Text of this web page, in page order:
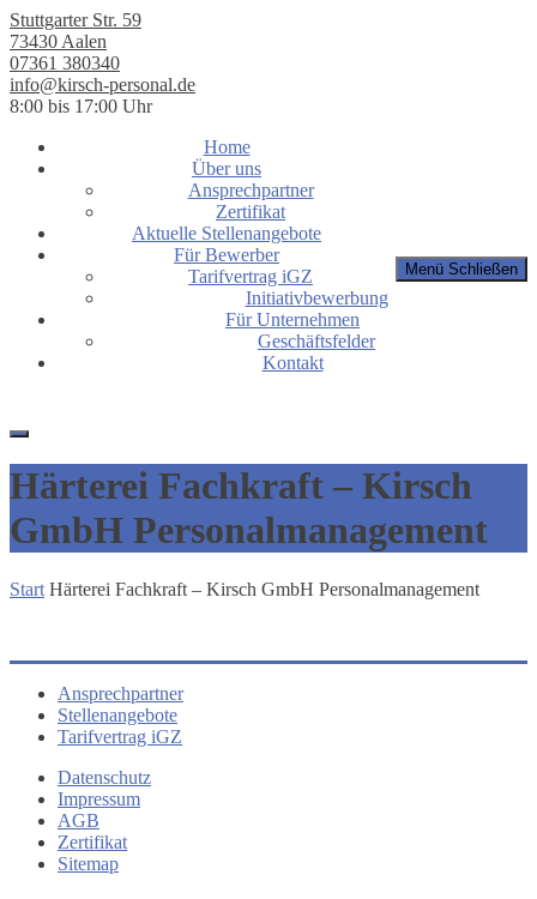
Stuttgarter Str. 59
73430 Aalen
07361 380340
info@kirsch-personal.de
8:00 bis 17:00 Uhr
Menü Schließen
Home
Über uns
Ansprechpartner
Zertifikat
Aktuelle Stellenangebote
Für Bewerber
Tarifvertrag iGZ
Initiativbewerbung
Für Unternehmen
Geschäftsfelder
Kontakt
Härterei Fachkraft – Kirsch
GmbH Personalmanagement
Start Härterei Fachkraft – Kirsch GmbH Personalmanagement
Ansprechpartner
Stellenangebote
Tarifvertrag iGZ
Datenschutz
Impressum
AGB
Zertifikat
Sitemap